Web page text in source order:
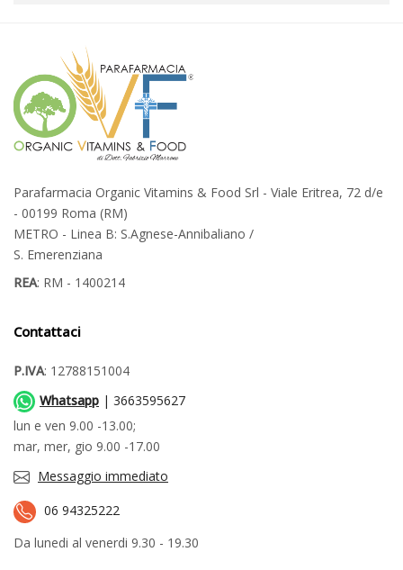
Parafarmacia Organic Vitamins & Food Srl - Viale Eritrea, 72 d/e
- 00199 Roma (RM)
METRO - Linea B: S.Agnese-Annibaliano /
S. Emerenziana
REA: RM - 1400214
Contattaci
P.IVA: 12788151004
Whatsapp | 3663595627
lun e ven 9.00 -13.00;
mar, mer, gio 9.00 -17.00
Messaggio immediato
06 94325222
Da lunedi al venerdi 9.30 - 19.30